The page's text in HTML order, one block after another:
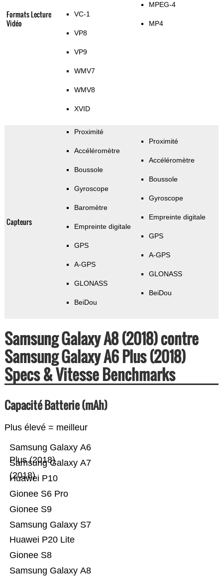
Formats Lecture
Vidéo
VC-1
VP8
VP9
WMV7
WMV8
XVID
MPEG-4
MP4
Capteurs
Proximité
Accéléromètre
Boussole
Gyroscope
Baromètre
Empreinte digitale
GPS
A-GPS
GLONASS
BeiDou
Proximité
Accéléromètre
Boussole
Gyroscope
Empreinte digitale
GPS
A-GPS
GLONASS
BeiDou
Samsung Galaxy A8 (2018) contre
Samsung Galaxy A6 Plus (2018)
Specs & Vitesse Benchmarks
Capacité Batterie (mAh)
Plus élevé = meilleur
Samsung Galaxy A8
Gionee S8
Huawei P20 Lite
Samsung Galaxy S7
Gionee S9
Gionee S6 Pro
Huawei P10
Samsung Galaxy A7
(2018)
Samsung Galaxy A6
Plus (2018)